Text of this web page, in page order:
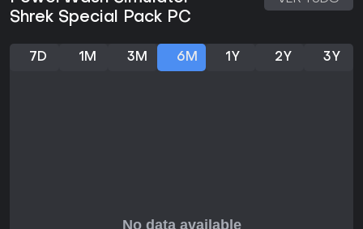
estresse. É ideal para quem quer uma atividade relax, talvez
após um dia cansativo, onde o prazer simples de deixar
tarefas metódicas com o humor Shrek por cima, é uma
ótima escolha, principalmente em co-op para risadas
Shrek Special Pack PC
7D 1M 3M 6M 1Y 2Y 3Y